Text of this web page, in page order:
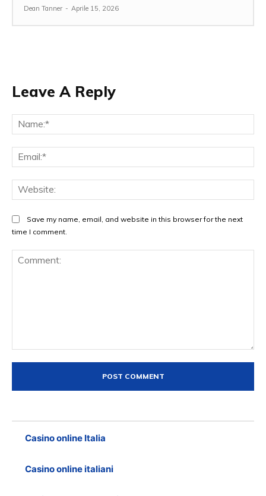
Dean Tanner - Aprile 15, 2026
Leave A Reply
Save my name, email, and website in this browser for the next
time I comment.
Casino online Italia
Casino online italiani